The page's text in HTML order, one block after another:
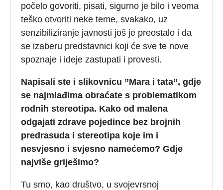
počelo govoriti, pisati, sigurno je bilo i veoma
teško otvoriti neke teme, svakako, uz
senzibiliziranje javnosti još je preostalo i da
se izaberu predstavnici koji će sve te nove
spoznaje i ideje zastupati i provesti.
Napisali ste i slikovnicu ”Mara i tata”, gdje
se najmlađima obraćate s problematikom
rodnih stereotipa. Kako od malena
odgajati zdrave pojedince bez brojnih
predrasuda i stereotipa koje im i
nesvjesno i svjesno namećemo? Gdje
najviše griješimo?
Tu smo, kao društvo, u svojevrsnoj